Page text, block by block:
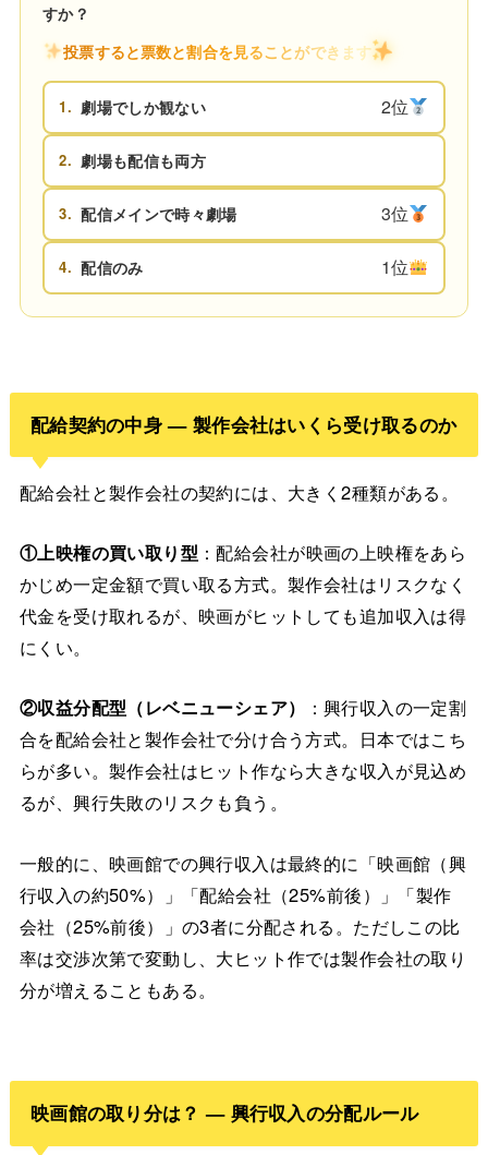
すか？
投票すると票数と割合を見ることができます
1. 劇場でしか観ない 2位
2. 劇場も配信も両方
3. 配信メインで時々劇場 3位
4. 配信のみ 1位
配給契約の中身 — 製作会社はいくら受け取るのか
配給会社と製作会社の契約には、大きく2種類がある。
①上映権の買い取り型 ：配給会社が映画の上映権をあら
かじめ一定金額で買い取る方式。製作会社はリスクなく
代金を受け取れるが、映画がヒットしても追加収入は得
にくい。
②収益分配型（レベニューシェア）
：興行収入の一定割
合を配給会社と製作会社で分け合う方式。日本ではこち
らが多い。製作会社はヒット作なら大きな収入が見込め
るが、興行失敗のリスクも負う。
一般的に、映画館での興行収入は最終的に「映画館（興
行収入の約50%）」「配給会社（25%前後）」「製作
会社（25%前後）」の3者に分配される。ただしこの比
率は交渉次第で変動し、大ヒット作では製作会社の取り
分が増えることもある。
映画館の取り分は？ — 興行収入の分配ルール